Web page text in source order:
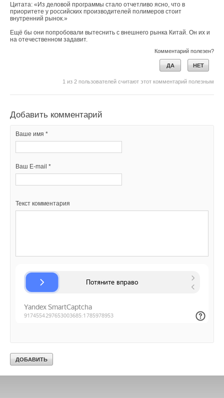
Цитата: «Из деловой программы стало отчетливо ясно, что в
приоритете у российских производителей полимеров стоит
внутренний рынок.»
Ещё бы они попробовали вытеснить с внешнего рынка Китай. Он их и
на отечественном задавит.
Комментарий полезен?
ДА НЕТ
1 из 2 пользователей считают этот комментарий полезным
Добавить комментарий
Ваше имя *
Ваш E-mail *
Текст комментария